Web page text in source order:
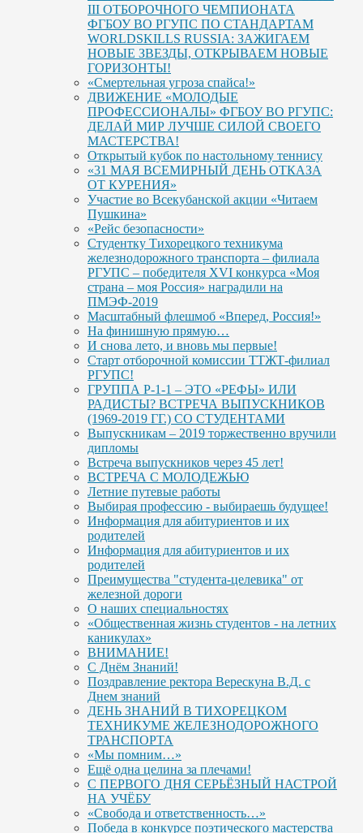
III ОТБОРОЧНОГО ЧЕМПИОНАТА
ФГБОУ ВО РГУПС ПО СТАНДАРТАМ
WORLDSKILLS RUSSIA: ЗАЖИГАЕМ
НОВЫЕ ЗВЕЗДЫ, ОТКРЫВАЕМ НОВЫЕ
ГОРИЗОНТЫ!
«Смертельная угроза спайса!»
ДВИЖЕНИЕ «МОЛОДЫЕ
ПРОФЕССИОНАЛЫ» ФГБОУ ВО РГУПС:
ДЕЛАЙ МИР ЛУЧШЕ СИЛОЙ СВОЕГО
МАСТЕРСТВА!
Открытый кубок по настольному теннису
«31 МАЯ ВСЕМИРНЫЙ ДЕНЬ ОТКАЗА
ОТ КУРЕНИЯ»
Участие во Всекубанской акции «Читаем
Пушкина»
«Рейс безопасности»
Студентку Тихорецкого техникума
железнодорожного транспорта – филиала
РГУПС – победителя XVI конкурса «Моя
страна – моя Россия» наградили на
ПМЭФ-2019
Масштабный флешмоб «Вперед, Россия!»
На финишную прямую…
И снова лето, и вновь мы первые!
Старт отборочной комиссии ТТЖТ-филиал
РГУПС!
ГРУППА Р-1-1 – ЭТО «РЕФЫ» ИЛИ
РАДИСТЫ? ВСТРЕЧА ВЫПУСКНИКОВ
(1969-2019 ГГ.) СО СТУДЕНТАМИ
Выпускникам – 2019 торжественно вручили
дипломы
Встреча выпускников через 45 лет!
ВСТРЕЧА С МОЛОДЕЖЬЮ
Летние путевые работы
Выбирая профессию - выбираешь будущее!
Информация для абитуриентов и их
родителей
Информация для абитуриентов и их
родителей
Преимущества "студента-целевика" от
железной дороги
О наших специальностях
«Общественная жизнь студентов - на летних
каникулах»
ВНИМАНИЕ!
С Днём Знаний!
Поздравление ректора Верескуна В.Д. с
Днем знаний
ДЕНЬ ЗНАНИЙ В ТИХОРЕЦКОМ
ТЕХНИКУМЕ ЖЕЛЕЗНОДОРОЖНОГО
ТРАНСПОРТА
«Мы помним…»
Ещё одна целина за плечами!
С ПЕРВОГО ДНЯ СЕРЬЁЗНЫЙ НАСТРОЙ
НА УЧЁБУ
«Свобода и ответственность…»
Победа в конкурсе поэтического мастерства